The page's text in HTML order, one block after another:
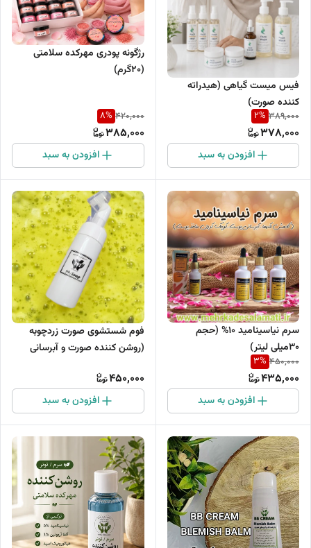
فیس میست گیاهی (هیدراته
کننده صورت)
389,000
2%
378,000
افزودن به سبد
رژگونه پودری مهرکده سلامتی
(۲۰گرم)
420,000
8%
385,000
افزودن به سبد
سرم نیاسینامید 10% (حجم
30میلی لیتر)
450,000
3%
435,000
افزودن به سبد
فوم شستشوی صورت زردچوبه
(روشن کننده صورت و آبرسانی
450,000
افزودن به سبد